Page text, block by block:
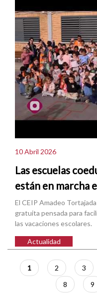
10 Abril 2026
Las escuelas
están en marcha
El CEIP Amadeo
gratuita pensada para
las vacaciones escolares.
Actualidad
Paginación
Página
actual
1 Página
2 3
Página
8 9